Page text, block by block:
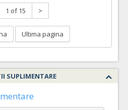
1 of 15 >
Ultima pagina
SUPLIMENTARE